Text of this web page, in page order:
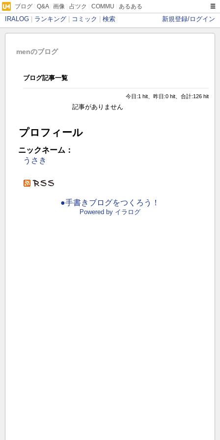
ブログ Q&A| 画像 占ツク COMMU あるある
IRALOG ランキング コミック 検索 新規登録/ログイン
menのブログ
ブログ記事一覧
今日:1 hit、昨日:0 hit、合計:126 hit
記事がありません
プロフィール
ニックネーム：
うさき
●手書きブログをつくろう！
Powered by イラログ